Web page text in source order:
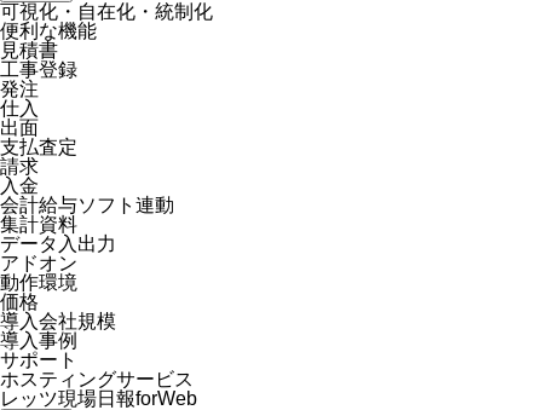
可視化・自在化・統制化
便利な機能
見積書
工事登録
発注
仕入
出面
支払査定
請求
入金
会計給与ソフト連動
集計資料
データ入出力
アドオン
動作環境
価格
導入会社規模
導入事例
サポート
ホスティングサービス
レッツ現場日報forWeb